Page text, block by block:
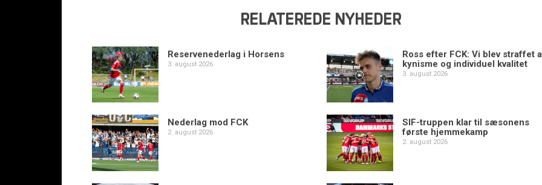
RELATEREDE NYHEDER
Reservenederlag i Horsens
3. august 2026
Ross efter FCK: Vi blev straffet
kynisme og individuel kvalitet
3. august 2026
Nederlag mod FCK
2. august 2026
SIF-truppen klar til sæsonens
første hjemmekamp
2. august 2026